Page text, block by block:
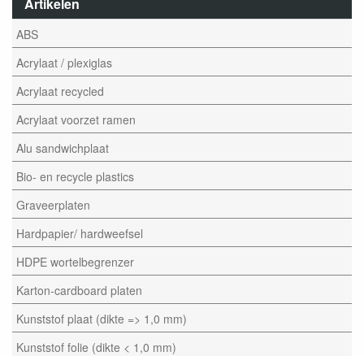
ABS
Acrylaat / plexiglas
Acrylaat recycled
Acrylaat voorzet ramen
Alu sandwichplaat
Bio- en recycle plastics
Graveerplaten
Hardpapier/ hardweefsel
HDPE wortelbegrenzer
Karton-cardboard platen
Kunststof plaat (dikte => 1,0 mm)
Kunststof folie (dikte < 1,0 mm)